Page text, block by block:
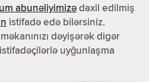
abunəliyimizədaxil edilmiş
istifadə edə bilərsiniz.
dəyişərək digər
uyğunlaşma